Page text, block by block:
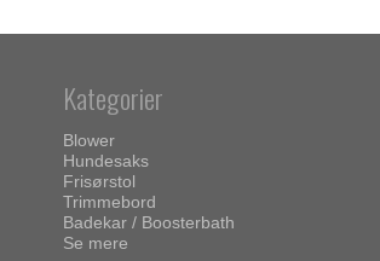
Kategorier
Blower
Hundesaks
Frisørstol
Trimmebord
Badekar / Boosterbath
Se mere